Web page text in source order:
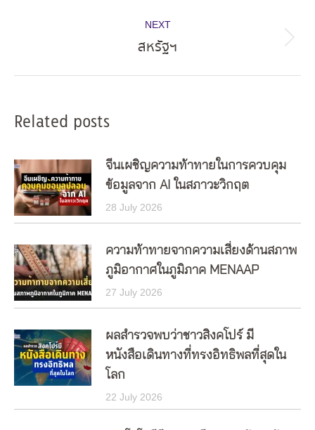
NEXT
Next
สหรัฐฯ
Related posts
จีนเผชิญความท้าทายในการควบคุม
ข้อมูลจาก AI ในสภาวะวิกฤต
28 July 2026
ความท้าทายจากความเสี่ยงด้านสภาพ
ภูมิอากาศในภูมิภาค MENAAP
27 July 2026
ผลสำรวจพบว่าชาวสิงคโปร์ มี
หนังสือเดินทางที่ทรงอิทธิพลที่สุดใน
โลก
22 July 2026